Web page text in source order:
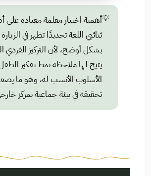
💡أهمية اختيار معلمة معتادة على
ثنائيي اللغة تحديدًا تظهر في الزيارة
بشكل أوضح، لأن التركيز الفردي
يتيح لها ملاحظة نمط تفكير
الأسلوب الأنسب له، وهو ما
تحقيقه في بيئة جماعية بمركز